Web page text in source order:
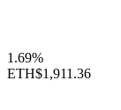
1.69%
ETH$1,911.36